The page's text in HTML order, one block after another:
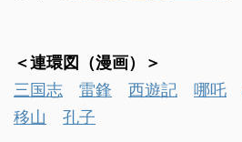
＜連環図（漫画）＞
三国志
雷鋒 西遊記 哪吒
移山
孔子